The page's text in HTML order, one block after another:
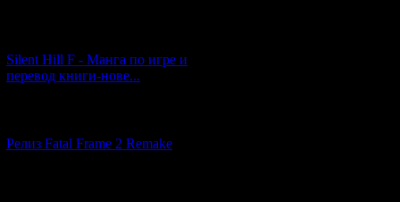
Silent Hill F - Манга по игре и
перевод книги-нове...
Релиз Fatal Frame 2 Remake